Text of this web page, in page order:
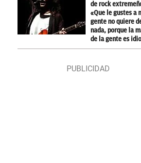
de rock
«Que le gustes a
gente no quiere
nada, porque la
de la gente es